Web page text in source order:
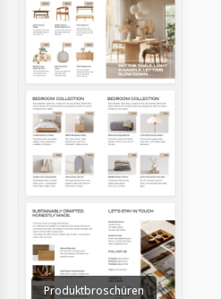
Produktbroschüren